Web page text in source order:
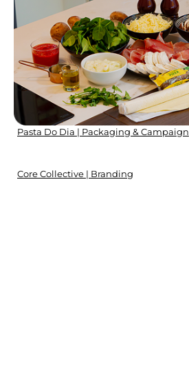
Pasta Do Dia | Packaging & Campaign
Core Collective | Branding